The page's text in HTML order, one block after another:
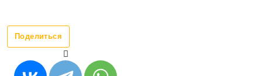
Поделиться